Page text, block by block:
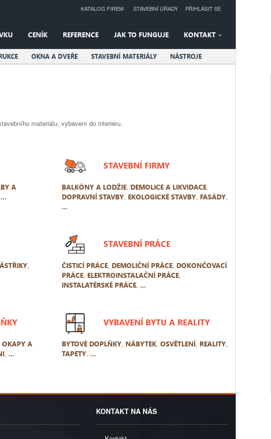
PŘIHLÁSIT SE
KATALOG FIREM STAVEBNÍ ÚŘADY
CENÍK REFERENCE JAK TO FUNGUJE KONTAKT
OKNA A DVEŘE STAVEBNÍ MATERIÁLY NÁSTROJE
materiálu, vybavení do interiéru.
A
...
STAVEBNÍ FIRMY
BALKÓNY A LODŽIE, DEMOLICE A LIKVIDACE,
DOPRAVNÍ STAVBY, EKOLOGICKÉ STAVBY, FASÁDY,
...
,
STAVEBNÍ PRÁCE
ČISTICÍ PRÁCE, DEMOLIČNÍ PRÁCE, DOKONČOVACÍ
PRÁCE, ELEKTROINSTALAČNÍ PRÁCE,
INSTALATÉRSKÉ PRÁCE, ...
OKAPY A
, ...
VYBAVENÍ BYTU A REALITY
BYTOVÉ DOPLŇKY, NÁBYTEK, OSVĚTLENÍ, REALITY,
TAPETY, ...
KONTAKT NA NÁS